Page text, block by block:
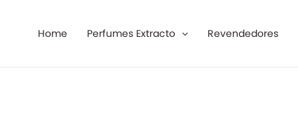
Home Perfumes Extracto Revendedores